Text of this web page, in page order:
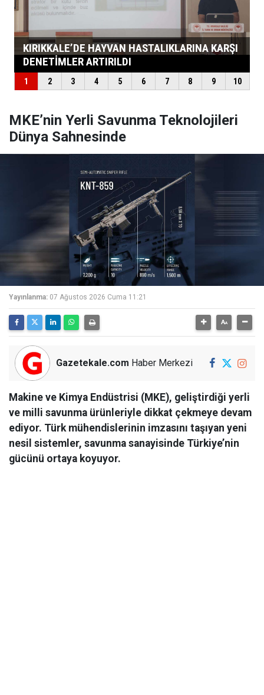
MKE’nin Yerli Savunma Teknolojileri
Dünya Sahnesinde
Yayınlanma: 07 Ağustos 2026 Cuma 11:21
Gazetekale.com Haber Merkezi
Makine ve Kimya Endüstrisi (MKE), geliştirdiği yerli
ve milli savunma ürünleriyle dikkat çekmeye devam
ediyor. Türk mühendislerinin imzasını taşıyan yeni
nesil sistemler, savunma sanayisinde Türkiye’nin
gücünü ortaya koyuyor.